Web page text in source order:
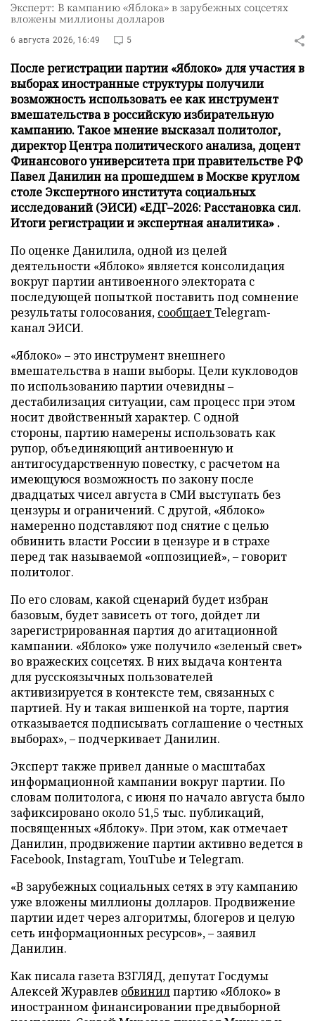
Эксперт: В кампанию «Яблока» в зарубежных соцсетях
вложены миллионы долларов
6 августа 2026, 16:49 5
После регистрации партии «Яблоко» для участия в
выборах иностранные структуры получили
возможность использовать ее как инструмент
вмешательства в российскую избирательную
кампанию. Такое мнение высказал политолог,
директор Центра политического анализа, доцент
Финансового университета при правительстве РФ
Павел Данилин на прошедшем в Москве круглом
столе Экспертного института социальных
исследований (ЭИСИ) «ЕДГ–2026: Расстановка сил.
Итоги регистрации и экспертная аналитика» .
По оценке Данилила, одной из целей
деятельности «Яблоко» является консолидация
вокруг партии антивоенного электората с
последующей попыткой поставить под сомнение
результаты голосования, сообщаетTelegram-
канал ЭИСИ.
«Яблоко» – это инструмент внешнего
вмешательства в наши выборы. Цели кукловодов
по использованию партии очевидны –
дестабилизация ситуации, сам процесс при этом
носит двойственный характер. С одной
стороны, партию намерены использовать как
рупор, объединяющий антивоенную и
антигосударственную повестку, с расчетом на
имеющуюся возможность по закону после
двадцатых чисел августа в СМИ выступать без
цензуры и ограничений. С другой, «Яблоко»
намеренно подставляют под снятие с целью
обвинить власти России в цензуре и в страхе
перед так называемой «оппозицией», – говорит
политолог.
По его словам, какой сценарий будет избран
базовым, будет зависеть от того, дойдет ли
зарегистрированная партия до агитационной
кампании. «Яблоко» уже получило «зеленый свет»
во вражеских соцсетях. В них выдача контента
для русскоязычных пользователей
активизируется в контексте тем, связанных с
партией. Ну и такая вишенкой на торте, партия
отказывается подписывать соглашение о честных
выборах», – подчеркивает Данилин.
Эксперт также привел данные о масштабах
информационной кампании вокруг партии. По
словам политолога, с июня по начало августа было
зафиксировано около 51,5 тыс. публикаций,
посвященных «Яблоку». При этом, как отмечает
Данилин, продвижение партии активно ведется в
Facebook, Instagram, YouTube и Telegram.
«В зарубежных социальных сетях в эту кампанию
уже вложены миллионы долларов. Продвижение
партии идет через алгоритмы, блогеров и целую
сеть информационных ресурсов», – заявил
Данилин.
Как писала газета ВЗГЛЯД, депутат Госдумы
Алексей Журавлев обвинилпартию «Яблоко» в
иностранном финансировании предвыборной